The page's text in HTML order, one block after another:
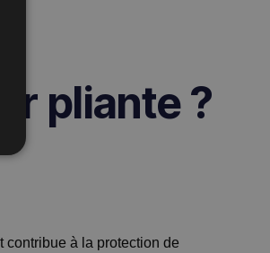
pliante ?
à la protection de